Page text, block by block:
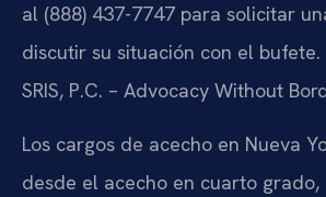
al (888) 437-7747 para solicitar
discutir su situación con el bufete.
SRIS, P.C. – Advocacy Without
Los cargos de acecho en Nueva
desde el acecho en cuarto